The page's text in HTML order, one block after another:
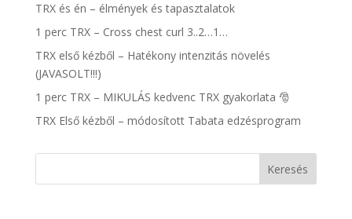
TRX és én – élmények és tapasztalatok
1 perc TRX – Cross chest curl 3..2…1…
TRX első kézből – Hatékony intenzitás növelés
(JAVASOLT!!!)
1 perc TRX – MIKULÁS kedvenc TRX gyakorlata 🎅
TRX Első kézből – módosított Tabata edzésprogram